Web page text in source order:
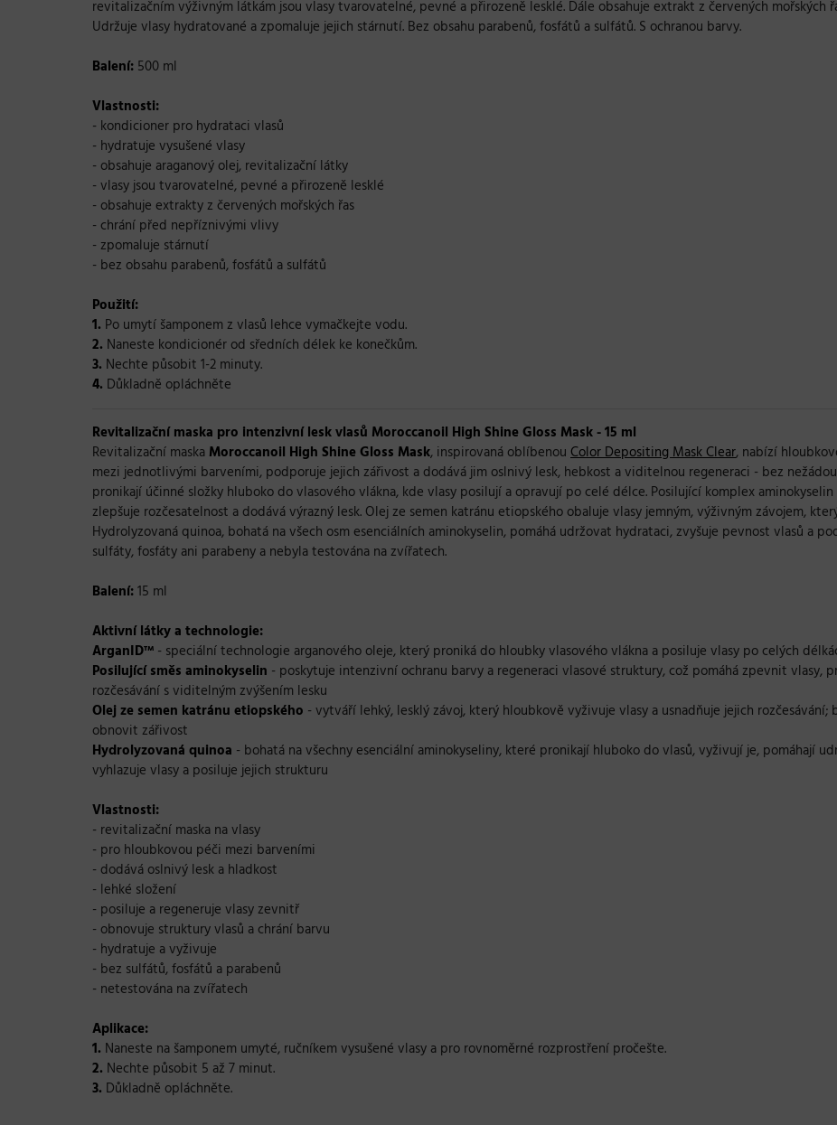
revitalizačním výživným látkám jsou vlasy tvarovatelné, pevné a přirozeně lesklé. Dále obsahuje extrakt z červených
Udržuje vlasy hydratované a zpomaluje jejich stárnutí. Bez obsahu parabenů, fosfátů a sulfátů. S ochranou barvy.
Balení: 500 ml
Vlastnosti:
- kondicioner pro hydrataci vlasů
- hydratuje vysušené vlasy
- obsahuje araganový olej, revitalizační látky
- vlasy jsou tvarovatelné, pevné a přirozeně lesklé
- obsahuje extrakty z červených mořských řas
- chrání před nepříznivými vlivy
- zpomaluje stárnutí
- bez obsahu parabenů, fosfátů a sulfátů
Použití:
1. Po umytí šamponem z vlasů lehce vymačkejte vodu.
2. Naneste kondicionér od sředních délek ke konečkům.
3. Nechte působit 1-2 minuty.
4. Důkladně opláchněte
Revitalizační maska pro intenzivní lesk vlasů Moroccanoil High Shine Gloss Mask - 15 ml
Revitalizační maska Moroccanoil High Shine Gloss Mask, inspirovaná oblíbenou Color Depositing Mask Clear, nabízí
mezi jednotlivými barveními, podporuje jejich zářivost a dodává jim oslnivý lesk, hebkost a viditelnou regeneraci - bez
pronikají účinné složky hluboko do vlasového vlákna, kde vlasy posilují a opravují po celé délce. Posilující komplex
zlepšuje rozčesatelnost a dodává výrazný lesk. Olej ze semen katránu etiopského obaluje vlasy jemným, výživným závojem,
Hydrolyzovaná quinoa, bohatá na všech osm esenciálních aminokyselin, pomáhá udržovat hydrataci, zvyšuje pevnost vlasů a
sulfáty, fosfáty ani parabeny a nebyla testována na zvířatech.
Balení:15 ml
Aktivní látky a technologie:
ArganID™ - speciální technologie arganového oleje, který proniká do hloubky vlasového vlákna a posiluje vlasy po celých
Posilující směs aminokyselin - poskytuje intenzivní ochranu barvy a regeneraci vlasové struktury, což pomáhá zpevnit vlasy,
rozčesávání s viditelným zvýšením lesku
Olej ze semen katránu etiopského - vytváří lehký, lesklý závoj, který hloubkově vyživuje vlasy a usnadňuje jejich
obnovit zářivost
Hydrolyzovaná quinoa - bohatá na všechny esenciální aminokyseliny, které pronikají hluboko do vlasů, vyživují je, pomáhají
vyhlazuje vlasy a posiluje jejich strukturu
Vlastnosti:
- revitalizační maska na vlasy
- pro hloubkovou péči mezi barveními
- dodává oslnivý lesk a hladkost
- lehké složení
- posiluje a regeneruje vlasy zevnitř
- obnovuje struktury vlasů a chrání barvu
- hydratuje a vyživuje
- bez sulfátů, fosfátů a parabenů
- netestována na zvířatech
Aplikace:
1. Naneste na šamponem umyté, ručníkem vysušené vlasy a pro rovnoměrné rozprostření pročešte.
2. Nechte působit 5 až 7 minut.
3. Důkladně opláchněte.